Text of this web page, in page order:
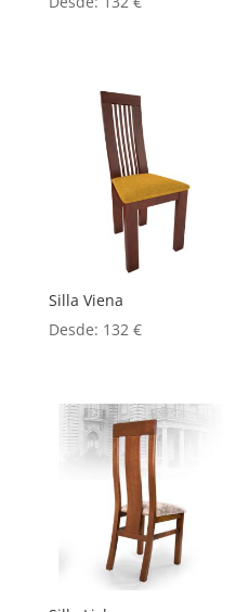
Silla Viena
Desde: 132 €